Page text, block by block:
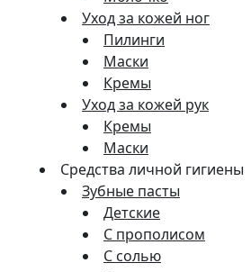
Уход за кожей ног
Пилинги
Маски
Кремы
Уход за кожей рук
Кремы
Маски
Средства личной гигиены
Зубные пасты
Детские
С прополисом
С солью